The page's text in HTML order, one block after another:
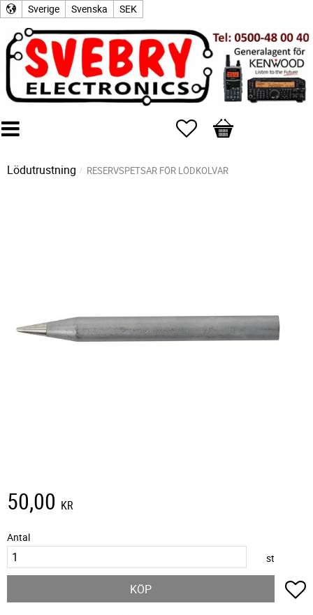
Sverige Svenska SEK
Favoriter
Kundvagn
Lödutrustning RESERVSPETSAR FÖR LÖDKOLVAR
50,00 KR
Antal
st
KÖP